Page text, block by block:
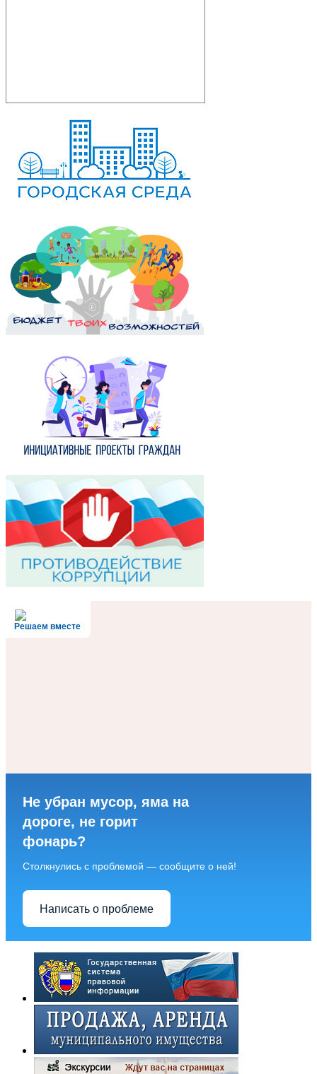
Решаем вместе
Не убран мусор, яма на
дороге, не горит
фонарь?
Столкнулись с проблемой — сообщите о ней!
Написать о проблеме